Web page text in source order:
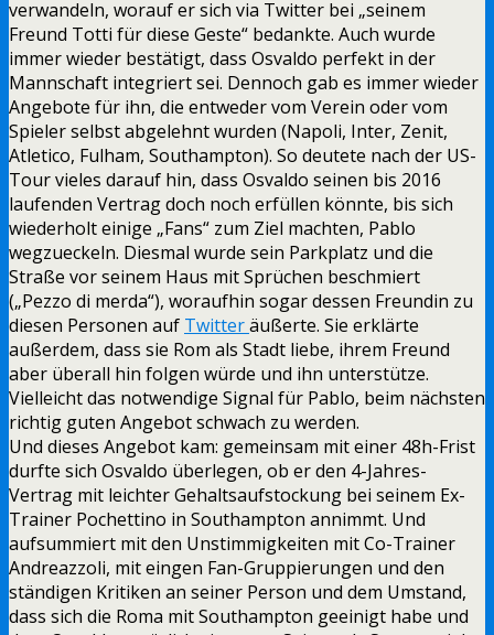
verwandeln, worauf er sich via Twitter bei „seinem
Freund Totti für diese Geste“ bedankte. Auch wurde
immer wieder bestätigt, dass Osvaldo perfekt in der
Mannschaft integriert sei. Dennoch gab es immer wieder
Angebote für ihn, die entweder vom Verein oder vom
Spieler selbst abgelehnt wurden (Napoli, Inter, Zenit,
Atletico, Fulham, Southampton). So deutete nach der US-
Tour vieles darauf hin, dass Osvaldo seinen bis 2016
laufenden Vertrag doch noch erfüllen könnte, bis sich
wiederholt einige „Fans“ zum Ziel machten, Pablo
wegzueckeln. Diesmal wurde sein Parkplatz und die
Straße vor seinem Haus mit Sprüchen beschmiert
(„Pezzo di merda“), woraufhin sogar dessen Freundin zu
diesen Personen auf Twitteräußerte. Sie erklärte
außerdem, dass sie Rom als Stadt liebe, ihrem Freund
aber überall hin folgen würde und ihn unterstütze.
Vielleicht das notwendige Signal für Pablo, beim nächsten
richtig guten Angebot schwach zu werden.
Und dieses Angebot kam: gemeinsam mit einer 48h-Frist
durfte sich Osvaldo überlegen, ob er den 4-Jahres-
Vertrag mit leichter Gehaltsaufstockung bei seinem Ex-
Trainer Pochettino in Southampton annimmt. Und
aufsummiert mit den Unstimmigkeiten mit Co-Trainer
Andreazzoli, mit eingen Fan-Gruppierungen und den
ständigen Kritiken an seiner Person und dem Umstand,
dass sich die Roma mit Southampton geeinigt habe und